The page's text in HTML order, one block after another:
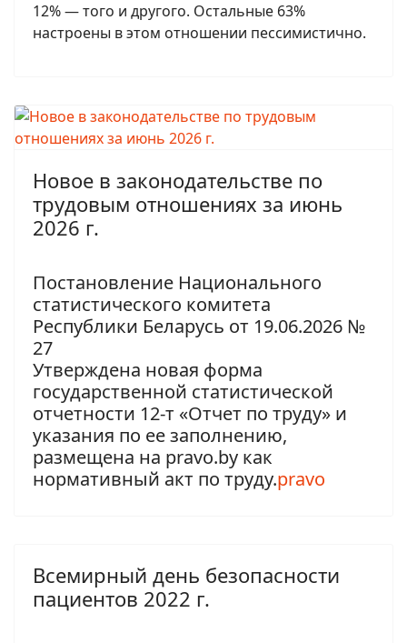
12% — того и другого. Остальные 63%
настроены в этом отношении пессимистично.
Новое в законодательстве по
трудовым отношениях за июнь
2026 г.
Постановление Национального
статистического комитета
Республики Беларусь от 19.06.2026 №
27
Утверждена новая форма
государственной статистической
отчетности 12‑т «Отчет по труду» и
указания по ее заполнению,
размещена на pravo.by как
нормативный акт по труду.pravo
Всемирный день безопасности
пациентов 2022 г.